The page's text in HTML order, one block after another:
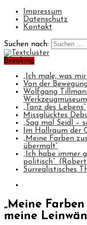
Impressum
Datenschutz
Kontakt
Suchen nach:
Breaking
„Ich male, was
Von der
Wolfgang
„Tanz des Lebens“
Missglücktes
„Sag mal Seidl –
Im Hallraum der
„Meine Farben
übermalt“
„Ich habe immer
politisch“.
Surrealistisches
„Meine
meine